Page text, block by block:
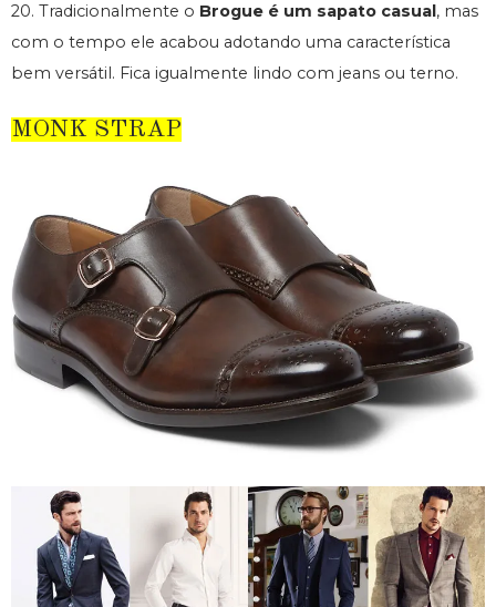
20. Tradicionalmente o Brogue é um sapato casual, mas
com o tempo ele acabou adotando uma característica
bem versátil. Fica igualmente lindo com jeans ou terno.
MONK STRAP